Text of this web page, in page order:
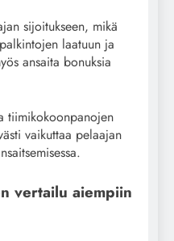
sijoitukseen, mikä
laatuun ja
ansaita bonuksia
tiimikokoonpanojen
vaikuttaa pelaajan
vertailu aiempiin